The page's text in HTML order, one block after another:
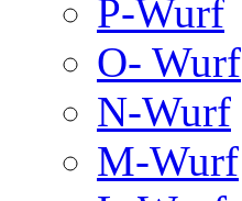
P-Wurf
O- Wurf
N-Wurf
M-Wurf